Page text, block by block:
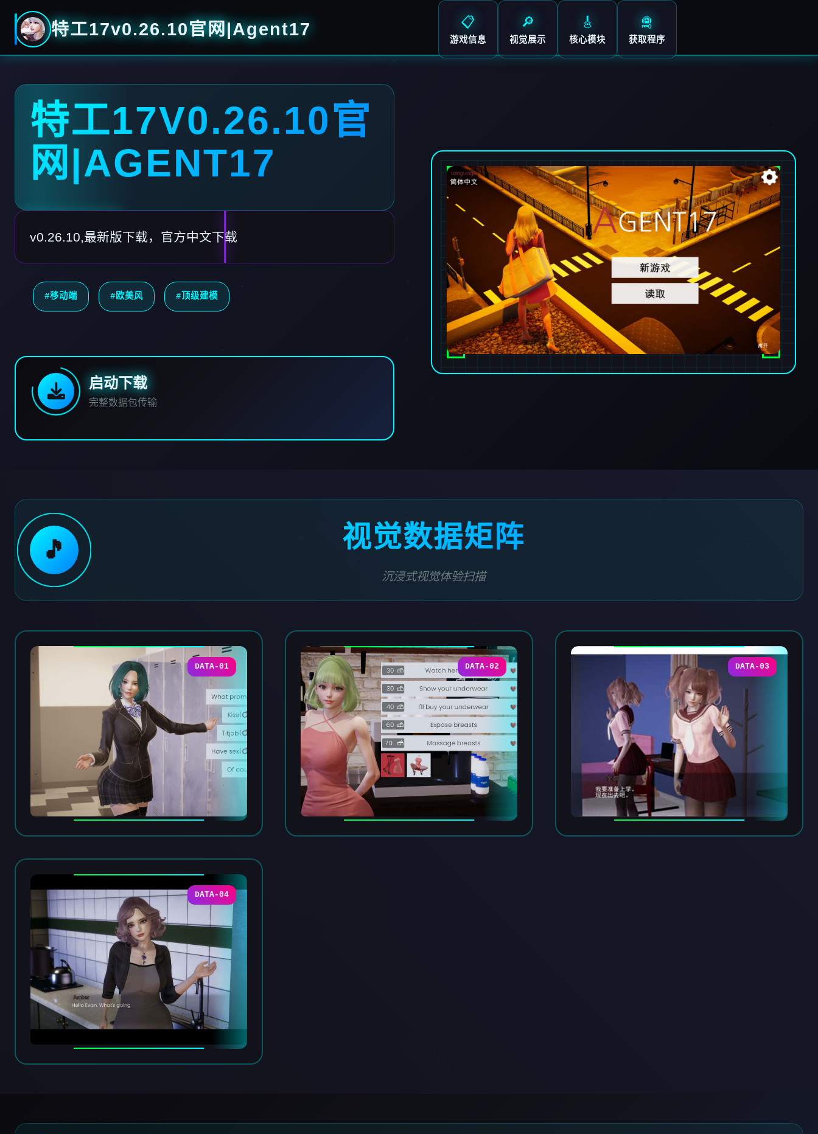
特工17v0.26.10官网|Agent17 📋
游戏信息
🔎
视觉展示
🎸
核心模块
🛅
获取程序
特工17V0.26.10官
网|AGENT17
v0.26.10,最新版下载，官方中文下载
#移动端 #欧美风 #顶级建模
启动下载
完整数据包传输
🎵 视觉数据矩阵
沉浸式视觉体验扫描
DATA-01 DATA-02 DATA-03
DATA-04